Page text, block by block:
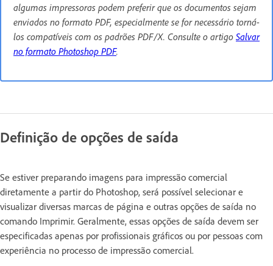
algumas impressoras podem preferir que os documentos sejam
enviados no formato PDF, especialmente se for necessário torná-
los compatíveis com os padrões PDF/X. Consulte o artigo Salvar
no formato Photoshop PDF.
Definição de opções de saída
Se estiver preparando imagens para impressão comercial
diretamente a partir do Photoshop, será possível selecionar e
visualizar diversas marcas de página e outras opções de saída no
comando Imprimir. Geralmente, essas opções de saída devem ser
especificadas apenas por profissionais gráficos ou por pessoas com
experiência no processo de impressão comercial.